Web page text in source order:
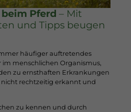
Pferd – Mit
und Tipps beugen
häufiger auftretendes
menschlichen Organismus,
zu ernsthaften Erkrankungen
rechtzeitig erkannt und
zu kennen und durch